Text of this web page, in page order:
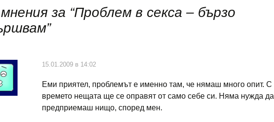
за “Проблем в секса – бързо
”
15.01.2009 в 14:02
Еми приятел, проблемът е именно там, че нямаш много опит. С
времето нещата ще се оправят от само себе си. Няма нужда да
предприемаш нищо, според мен.